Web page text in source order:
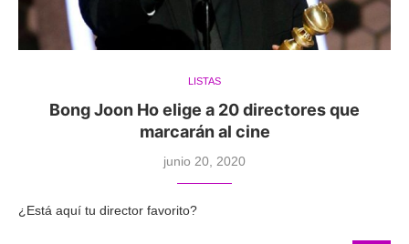
LISTAS
Bong Joon Ho elige a 20 directores que
marcarán al cine
junio 20, 2020
¿Está aquí tu director favorito?